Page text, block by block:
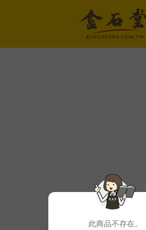
此商品不存在。